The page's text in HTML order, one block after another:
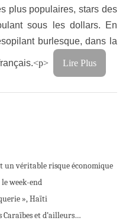
plus populaires, stars des
sous les dollars. En
burlesque, dans la
<p> Lire Plus
un véritable risque économique
week-end
», Haïti
Caraïbes et d’ailleurs…